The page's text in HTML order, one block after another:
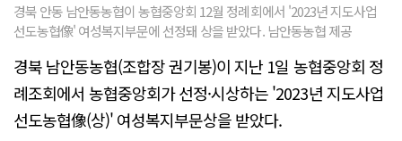
경북 안동 남안동농협이 농협중앙회 12월 정례회에서 '2023년 지도사업
선도농협像' 여성복지부문에 선정돼 상을 받았다. 남안동농협 제공
경북 남안동농협(조합장 권기봉)이 지난 1일 농협중앙회 정
례조회에서 농협중앙회가 선정·시상하는 '2023년 지도사업
선도농협像(상)' 여성복지부문상을 받았다.